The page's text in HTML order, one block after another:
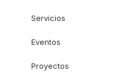
Servicios
Eventos
Proyectos